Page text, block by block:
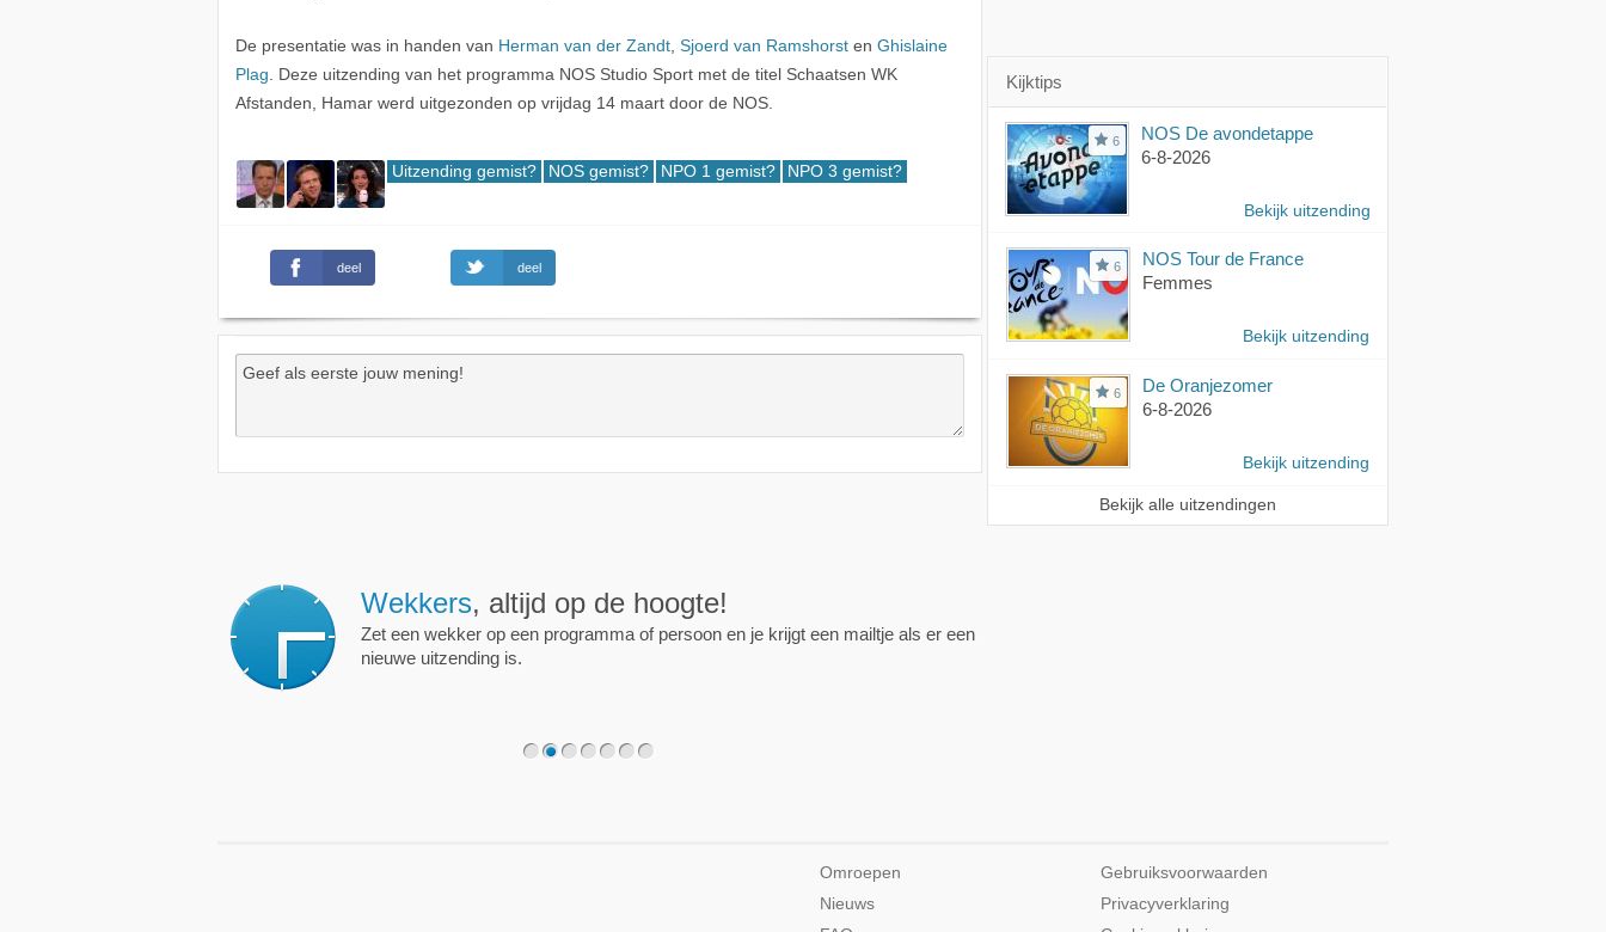
De presentatie was in handen van Herman van der Zandt Sjoerd van Ramshorst en Ghislaine
Plag . Deze uitzending van het programma NOS Studio Sport met de titel Schaatsen WK
Afstanden, Hamar werd uitgezonden op vrijdag 14 maart door de NOS.
Uitzending gemist? NOS gemist? NPO 1 gemist? NPO 3 gemist?
deel deel
Kijktips
6
NOS De avondetappe
6-8-2026
Bekijk uitzending
6
NOS Tour de France
Femmes
Bekijk uitzending
6
De Oranjezomer
6-8-2026
Bekijk uitzending
Bekijk alle uitzendingen
Wekkers, altijd op de hoogte!
Zet een wekker op een programma of persoon en je krijgt een mailtje als er een
nieuwe uitzending is.
Omroepen
Nieuws
Gebruiksvoorwaarden
Privacyverklaring